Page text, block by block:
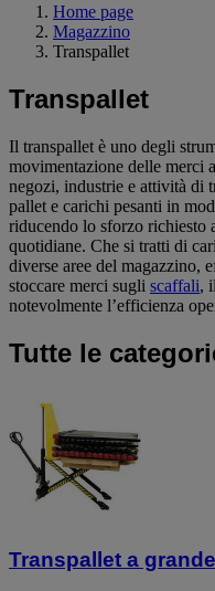
Home page
Magazzino
Transpallet
Transpallet
Il transpallet è uno degli
movimentazione delle merci
negozi, industrie e attività di
pallet e carichi pesanti in
riducendo lo sforzo richiesto
quotidiane. Che si tratti di
diverse aree del magazzino,
stoccare merci sugli scaffali,
notevolmente l’efficienza
Tutte le
Transpallet a